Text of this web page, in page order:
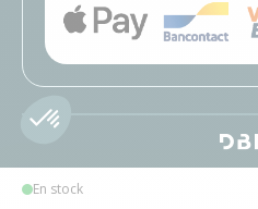
En stock